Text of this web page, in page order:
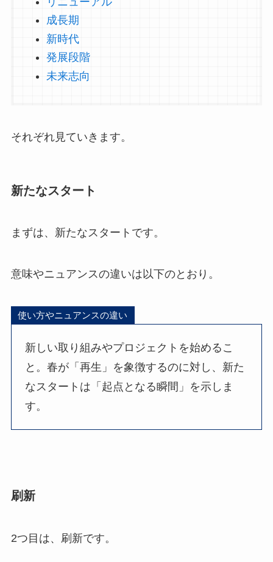
成長期
新時代
発展段階
未来志向
それぞれ見ていきます。
新たなスタート
まずは、新たなスタートです。
意味やニュアンスの違いは以下のとおり。
使い方やニュアンスの違い
新しい取り組みやプロジェクトを始めるこ
と。春が「再生」を象徴するのに対し、新た
なスタートは「起点となる瞬間」を示しま
す。
刷新
2つ目は、刷新です。